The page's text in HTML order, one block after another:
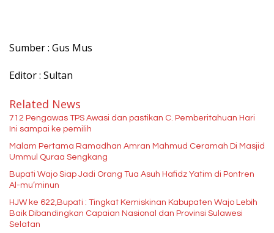
Sumber : Gus Mus
Editor : Sultan
Related News
712 Pengawas TPS Awasi dan pastikan C. Pemberitahuan Hari
Ini sampai ke pemilih
Malam Pertama Ramadhan Amran Mahmud Ceramah Di Masjid
Ummul Quraa Sengkang
Bupati Wajo Siap Jadi Orang Tua Asuh Hafidz Yatim di Pontren
Al-mu’minun
HJW ke 622,Bupati : Tingkat Kemiskinan Kabupaten Wajo Lebih
Baik Dibandingkan Capaian Nasional dan Provinsi Sulawesi
Selatan